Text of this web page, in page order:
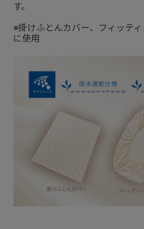
す。
※掛けふとんカバー、フィッテ
に使用